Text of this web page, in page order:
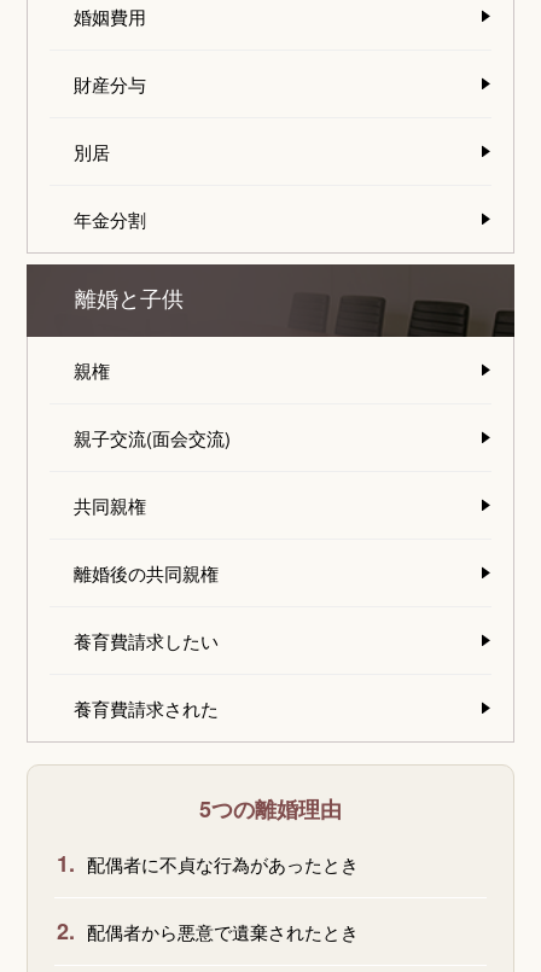
婚姻費用
財産分与
別居
年金分割
離婚と子供
親権
親子交流(面会交流)
共同親権
離婚後の共同親権
養育費請求したい
養育費請求された
5つの離婚理由
1. 配偶者に不貞な行為があったとき
2. 配偶者から悪意で遺棄されたとき